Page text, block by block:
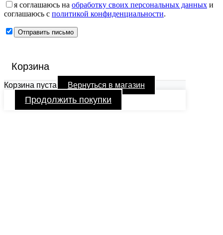
я соглашаюсь на обработку своих персональных данных и
соглашаюсь с политикой конфиденциальности.
Корзина
Корзина пуста Вернуться в магазин
Продолжить покупки